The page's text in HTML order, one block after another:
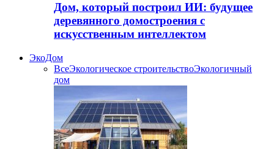
Дом, который построил ИИ: будущее
деревянного домостроения с
искусственным интеллектом
ЭкоДом
ВсеЭкологическое строительствоЭкологичный
дом